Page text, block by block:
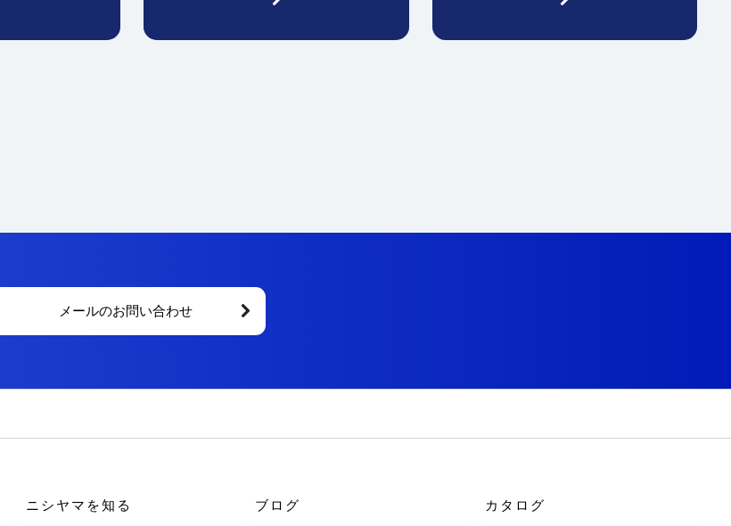
メールのお問い合わせ
ニシヤマを知る ブログ カタログ